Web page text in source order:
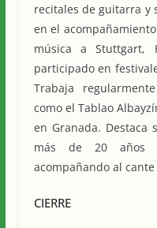
recitales de guitarra y
en el
música a Stuttgart,
participado en
Trabaja
como el Tablao
en Granada. Destaca
más de 20 años
acompañando al
CIERRE